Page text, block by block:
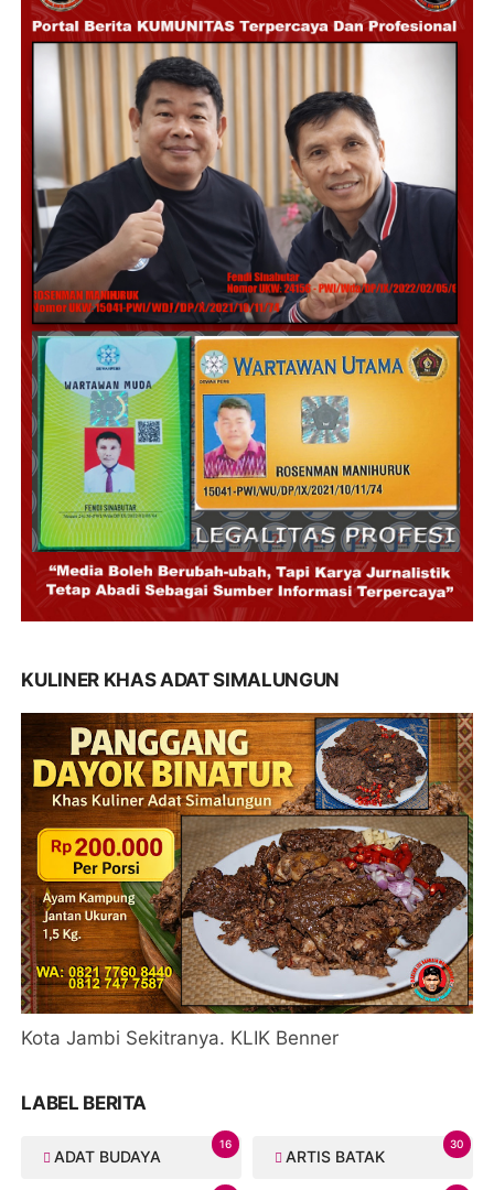
KULINER KHAS ADAT SIMALUNGUN
Kota Jambi Sekitranya. KLIK Benner
LABEL BERITA
ADAT BUDAYA
16
ARTIS BATAK
30